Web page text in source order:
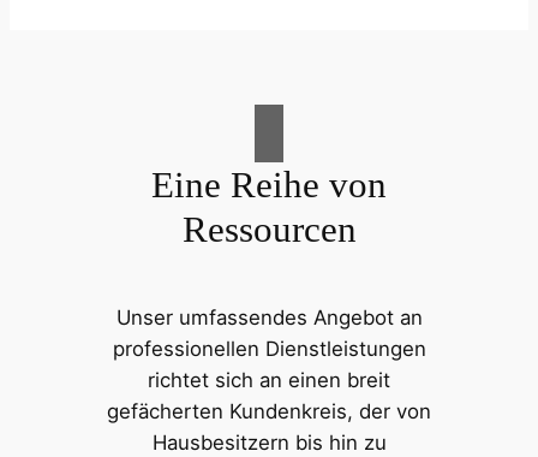
Eine Reihe von
Ressourcen
Unser umfassendes Angebot an
professionellen Dienstleistungen
richtet sich an einen breit
gefächerten Kundenkreis, der von
Hausbesitzern bis hin zu